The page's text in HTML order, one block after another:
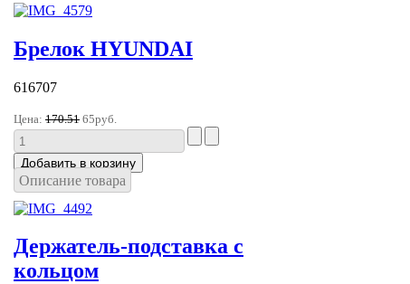
Брелок HYUNDAI
616707
Цена: 170.51 65руб.
Описание товара
Держатель-подставка с
кольцом